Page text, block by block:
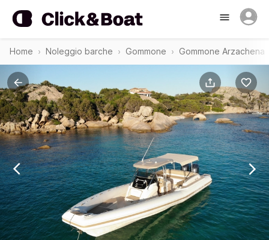
Home Noleggio barche Gommone Gommone Arzachena